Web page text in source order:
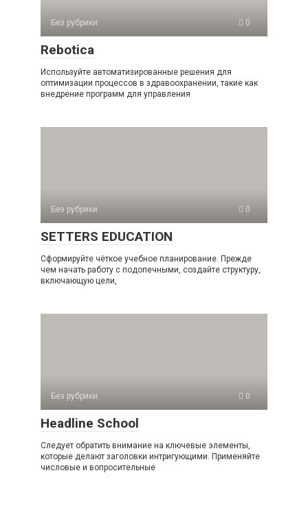
Без рубрики 0
Rebotica
Используйте автоматизированные решения для
оптимизации процессов в здравоохранении, такие как
внедрение программ для управления
Без рубрики 0
SETTERS EDUCATION
Сформируйте чёткое учебное планирование. Прежде
чем начать работу с подопечными, создайте структуру,
включающую цели,
Без рубрики 0
Headline School
Следует обратить внимание на ключевые элементы,
которые делают заголовки интригующими. Применяйте
числовые и вопросительные